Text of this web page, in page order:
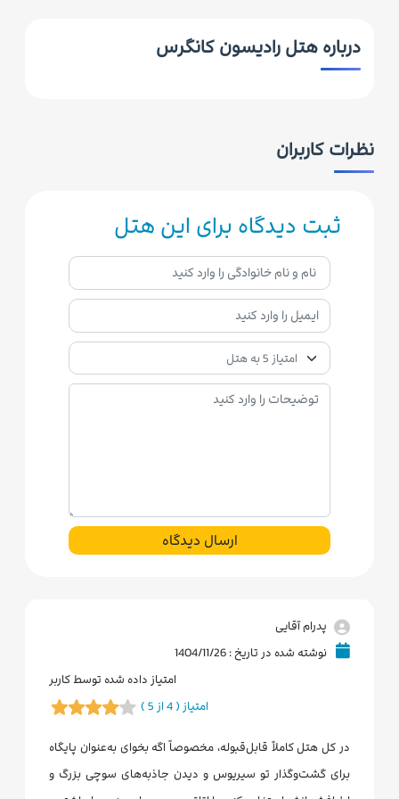
درباره هتل رادیسون کانگرس
نظرات کاربران
ثبت دیدگاه برای این هتل
ارسال دیدگاه
پدرام آقایی
نوشته شده در تاریخ : 1404/11/26
امتیاز داده شده توسط کاربر
امتیاز ( 4 از 5 )
در کل هتل کاملاً قابل‌قبوله، مخصوصاً اگه بخوای به‌عنوان پایگاه
برای گشت‌وگذار تو سیریوس و دیدن جاذبه‌های سوچی بزرگ و